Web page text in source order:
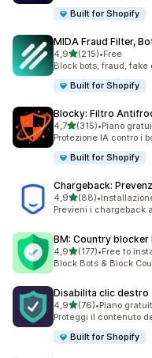
Built for Shopify
MIDA Fraud Filter,
4,9stelle su 5
(215)
215 recensioni totali
•Free
Block bots, fraud, fake
Built for Shopify
Blocky: Filtro
4,7stelle su 5
(315)
315 recensioni totali
•Piano
Protezione IA contro i
Built for Shopify
Chargeback:
4,9stelle su 5
(88)
88 recensioni totali
•
Previeni i chargeback
BM: Country blocker
4,9stelle su 5
(177)
177 recensioni totali
•Free to
Block Bots & Block
Disabilita clic destro
4,9stelle su 5
(76)
76 recensioni totali
•Piano
Proteggi il contenuto
Built for Shopify